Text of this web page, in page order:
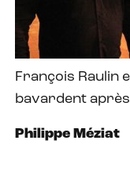
François Raulin
bavardent
Philippe Méziat